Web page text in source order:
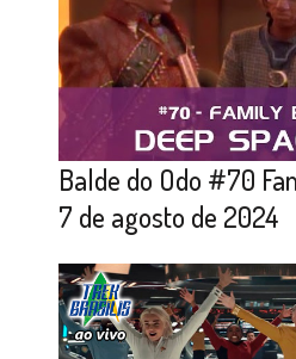
Balde do Odo #70
7 de agosto de 2024